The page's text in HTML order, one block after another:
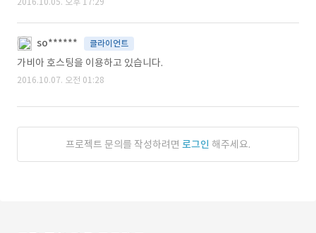
so****** 클라이언트
가비아 호스팅을 이용하고 있습니다.
2016.10.07. 오전 01:28
프로젝트 문의를 작성하려면 로그인 해주세요.